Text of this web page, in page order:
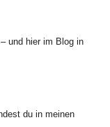
und hier im Blog in
du in meinen